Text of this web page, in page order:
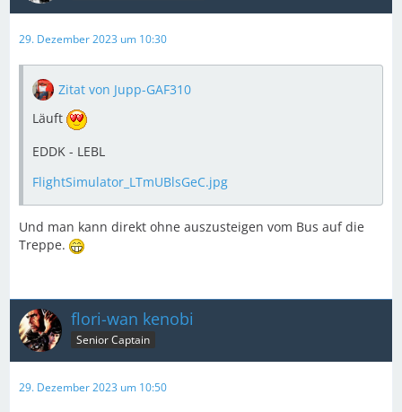
29. Dezember 2023 um 10:30
Zitat von Jupp-GAF310
Läuft
EDDK - LEBL
FlightSimulator_LTmUBlsGeC.jpg
Und man kann direkt ohne auszusteigen vom Bus auf die
Treppe.
flori-wan kenobi
Senior Captain
29. Dezember 2023 um 10:50